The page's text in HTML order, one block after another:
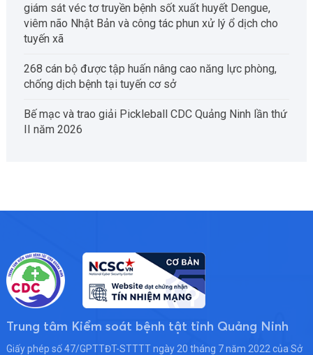
giám sát véc tơ truyền bệnh sốt xuất huyết Dengue,
viêm não Nhật Bản và công tác phun xử lý ổ dịch cho
tuyến xã
268 cán bộ được tập huấn nâng cao năng lực phòng,
chống dịch bệnh tại tuyến cơ sở
Bế mạc và trao giải Pickleball CDC Quảng Ninh lần thứ
II năm 2026
Trung tâm Kiểm soát bệnh tật tỉnh Quảng Ninh
Giấy phép số 47/GPTTĐT-STTTT ngày 20 tháng 7 năm 2022 của Sở